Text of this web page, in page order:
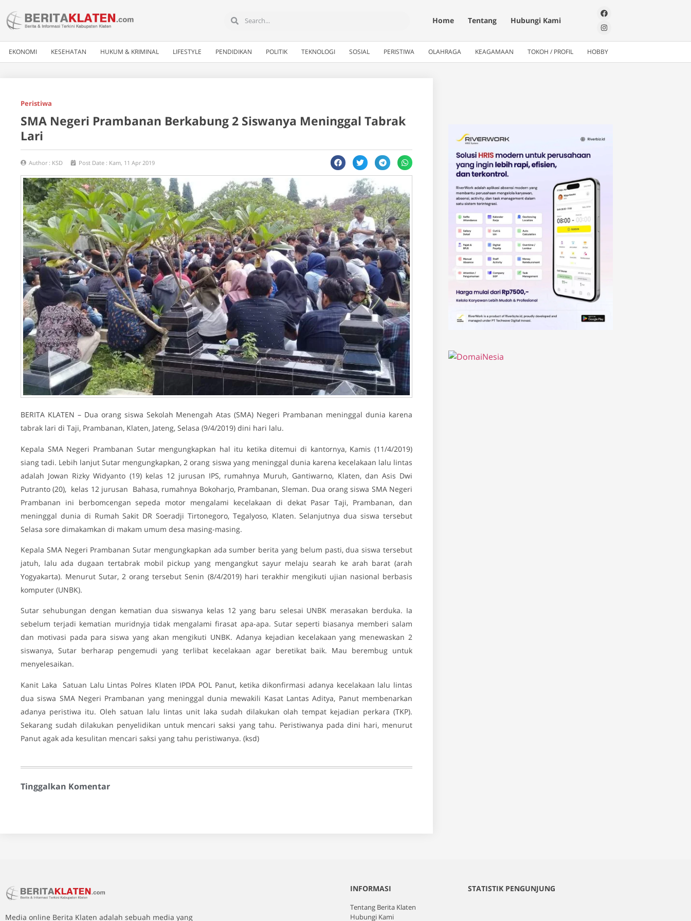
Home Tentang Hubungi Kami
EKONOMI KESEHATAN HUKUM & KRIMINAL LIFESTYLE PENDIDIKAN POLITIK TEKNOLOGI SOSIAL PERISTIWA OLAHRAGA KEAGAMAAN TOKOH / PROFIL HOBBY
Peristiwa
SMA Negeri Prambanan Berkabung 2 Siswanya Meninggal Tabrak
Lari
Author : KSD Post Date : Kam, 11 Apr 2019
BERITA KLATEN – Dua orang siswa Sekolah Menengah Atas (SMA) Negeri Prambanan meninggal dunia karena
tabrak lari di Taji, Prambanan, Klaten, Jateng, Selasa (9/4/2019) dini hari lalu.
Kepala SMA Negeri Prambanan Sutar mengungkapkan hal itu ketika ditemui di kantornya, Kamis (11/4/2019)
siang tadi. Lebih lanjut Sutar mengungkapkan, 2 orang siswa yang meninggal dunia karena kecelakaan lalu lintas
adalah Jowan Rizky Widyanto (19) kelas 12 jurusan IPS, rumahnya Muruh, Gantiwarno, Klaten, dan Asis Dwi
Putranto (20), kelas 12 jurusan Bahasa, rumahnya Bokoharjo, Prambanan, Sleman. Dua orang siswa SMA Negeri
Prambanan ini berbomcengan sepeda motor mengalami kecelakaan di dekat Pasar Taji, Prambanan, dan
meninggal dunia di Rumah Sakit DR Soeradji Tirtonegoro, Tegalyoso, Klaten. Selanjutnya dua siswa tersebut
Selasa sore dimakamkan di makam umum desa masing-masing.
Kepala SMA Negeri Prambanan Sutar mengungkapkan ada sumber berita yang belum pasti, dua siswa tersebut
jatuh, lalu ada dugaan tertabrak mobil pickup yang mengangkut sayur melaju searah ke arah barat (arah
Yogyakarta). Menurut Sutar, 2 orang tersebut Senin (8/4/2019) hari terakhir mengikuti ujian nasional berbasis
komputer (UNBK).
Sutar sehubungan dengan kematian dua siswanya kelas 12 yang baru selesai UNBK merasakan berduka. Ia
sebelum terjadi kematian muridnyja tidak mengalami firasat apa-apa. Sutar seperti biasanya memberi salam
dan motivasi pada para siswa yang akan mengikuti UNBK. Adanya kejadian kecelakaan yang menewaskan 2
siswanya, Sutar berharap pengemudi yang terlibat kecelakaan agar beretikat baik. Mau berembug untuk
menyelesaikan.
Kanit Laka Satuan Lalu Lintas Polres Klaten IPDA POL Panut, ketika dikonfirmasi adanya kecelakaan lalu lintas
dua siswa SMA Negeri Prambanan yang meninggal dunia mewakili Kasat Lantas Aditya, Panut membenarkan
adanya peristiwa itu. Oleh satuan lalu lintas unit laka sudah dilakukan olah tempat kejadian perkara (TKP).
Sekarang sudah dilakukan penyelidikan untuk mencari saksi yang tahu. Peristiwanya pada dini hari, menurut
Panut agak ada kesulitan mencari saksi yang tahu peristiwanya. (ksd)
Tinggalkan Komentar
Media online Berita Klaten adalah sebuah media yang
INFORMASI
Tentang Berita Klaten
Hubungi Kami
STATISTIK PENGUNJUNG